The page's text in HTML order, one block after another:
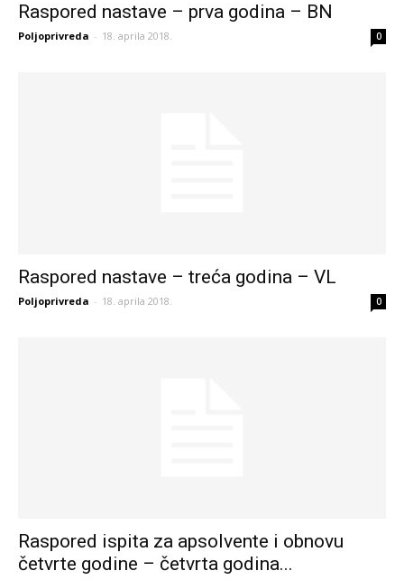
Raspored nastave – prva godina – BN
Poljoprivreda - 18. aprila 2018. 0
Raspored nastave – treća godina – VL
Poljoprivreda - 18. aprila 2018. 0
Raspored ispita za apsolvente i obnovu
četvrte godine – četvrta godina...